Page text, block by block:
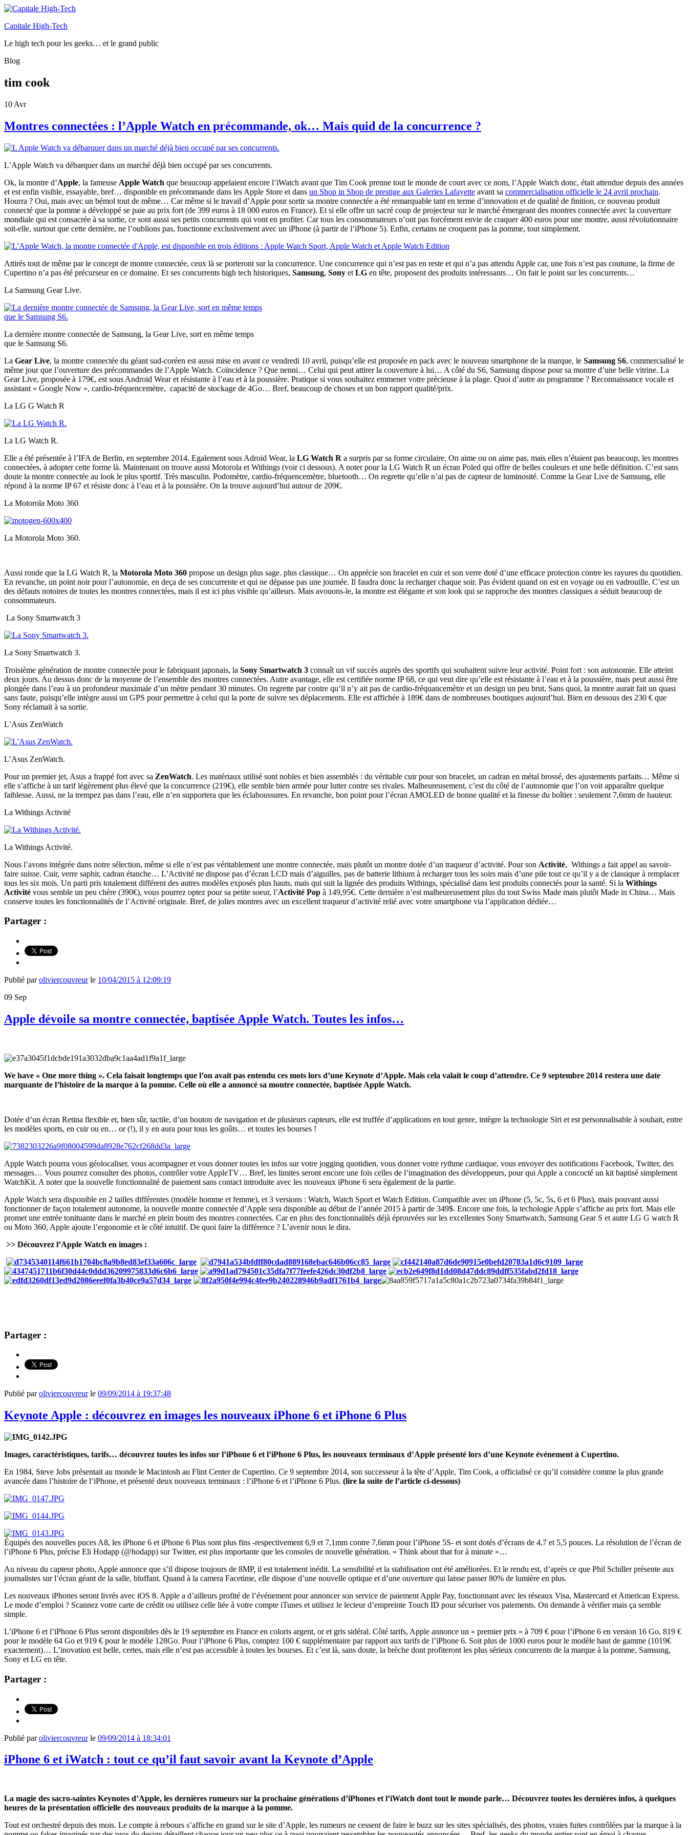
Capitale High-Tech
Le high tech pour les geeks… et le grand public
Blog
tim cook
10 Avr
Montres connectées : l’Apple Watch en précommande, ok… Mais quid de la concurrence ?
L’Apple Watch va débarquer dans un marché déjà bien occupé par ses concurrents.
Ok, la montre d’Apple, la fameuse Apple Watch que beaucoup appelaient encore l’iWatch avant que Tim Cook prenne tout le monde de court avec ce nom, l’Apple Watch donc, était attendue depuis des années
et est enfin visible, essayable, bref… disponible en précommande dans les Apple Store et dans un Shop in Shop de prestige aux Galeries Lafayette avant sa commercialisation officielle le 24 avril prochain.
Hourra ? Oui, mais avec un bémol tout de même… Car même si le travail d’Apple pour sortir sa montre connectée a été remarquable tant en terme d’innovation et de qualité de finition, ce nouveau produit
connecté que la pomme a développé se paie au prix fort (de 399 euros à 18 000 euros en France). Et si elle offre un sacré coup de projecteur sur le marché émergeant des montres connectée avec la couverture
mondiale qui est consacrée à sa sortie, ce sont aussi ses petits concurrents qui vont en profiter. Car tous les consommateurs n’ont pas forcément envie de craquer 400 euros pour une montre, aussi révolutionnaire
soit-elle, surtout que cette dernière, ne l’oublions pas, fonctionne exclusivement avec un iPhone (à partir de l’iPhone 5). Enfin, certains ne croquent pas la pomme, tout simplement.
Attirés tout de même par le concept de montre connectée, ceux là se porteront sur la concurrence. Une concurrence qui n’est pas en reste et qui n’a pas attendu Apple car, une fois n’est pas coutume, la firme de
Cupertino n’a pas été précurseur en ce domaine. Et ses concurrents high tech historiques, Samsung, Sony et LG en tête, proposent des produits intéressants… On fait le point sur les concurrents…
La Samsung Gear Live.
La dernière montre connectée de Samsung, la Gear Live, sort en même temps
que le Samsung S6.
La Gear Live, la montre connectée du géant sud-coréen est aussi mise en avant ce vendredi 10 avril, puisqu’elle est proposée en pack avec le nouveau smartphone de la marque, le Samsung S6, commercialisé le
même jour que l’ouverture des précommandes de l’Apple Watch. Coïncidence ? Que nenni… Celui qui peut attirer la couverture à lui… A côté du S6, Samsung dispose pour sa montre d’une belle vitrine. La
Gear Live, proposée à 179€, est sous Android Wear et résistante à l’eau et à la poussière. Pratique si vous souhaitez emmener votre précieuse à la plage. Quoi d’autre au programme ? Reconnaissance vocale et
assistant « Google Now », cardio-fréquencemètre, capacité de stockage de 4Go… Bref, beaucoup de choses et un bon rapport qualité/prix.
La LG G Watch R
La LG Watch R.
Elle a été présentée à l’IFA de Berlin, en septembre 2014. Egalement sous Adroid Wear, la LG Watch R a surpris par sa forme circulaire. On aime ou on aime pas, mais elles n’étaient pas beaucoup, les montres
connectées, à adopter cette forme là. Maintenant on trouve aussi Motorola et Withings (voir ci dessous). A noter pour la LG Watch R un écran Poled qui offre de belles couleurs et une belle définition. C’est sans
doute la montre connectée au look le plus sportif. Très masculin. Podomètre, cardio-fréquencemètre, bluetooth… On regrette qu’elle n’ai pas de capteur de luminosité. Comme la Gear Live de Samsung, elle
répond à la norme IP 67 et résiste donc à l’eau et à la poussière. On la trouve aujourd’hui autour de 209€.
La Motorola Moto 360
La Motorola Moto 360.
Aussi ronde que la LG Watch R, la Motorola Moto 360 propose un design plus sage. plus classique… On apprécie son bracelet en cuir et son verre doté d’une efficace protection contre les rayures du quotidien.
En revanche, un point noir pour l’autonomie, en deça de ses concurrente et qui ne dépasse pas une journée. Il faudra donc la recharger chaque soir. Pas évident quand on est en voyage ou en vadrouille. C’est un
des défauts notoires de toutes les montres connectées, mais il est ici plus visible qu’ailleurs. Mais avouons-le, la montre est élégante et son look qui se rapproche des montres classiques a séduit beaucoup de
consommateurs.
La Sony Smartwatch 3
La Sony Smartwatch 3.
Troisième génération de montre connectée pour le fabriquant japonais, la Sony Smartwatch 3 connaît un vif succès auprès des sportifs qui souhaitent suivre leur activité. Point fort : son autonomie. Elle atteint
deux jours. Au dessus donc de la moyenne de l’ensemble des montres connectées. Autre avantage, elle est certifiée norme IP 68, ce qui veut dire qu’elle est résistante à l’eau et à la poussière, mais peut aussi être
plongée dans l’eau à un profondeur maximale d’un mètre pendant 30 minutes. On regrette par contre qu’il n’y ait pas de cardio-fréquancemètre et un design un peu brut. Sans quoi, la montre aurait fait un quasi
sans faute, puisqu’elle intègre aussi un GPS pour permettre à celui qui la porte de suivre ses déplacements. Elle est affichée à 189€ dans de nombreuses boutiques aujourd’hui. Bien en dessous des 230 € que
Sony réclamait à sa sortie.
L’Asus ZenWatch
L’Asus ZenWatch.
Pour un premier jet, Asus a frappé fort avec sa ZenWatch. Les matériaux utilisé sont nobles et bien assemblés : du véritable cuir pour son bracelet, un cadran en métal brossé, des ajustements parfaits… Même si
elle s’affiche à un tarif légèrement plus élevé que la concurrence (219€), elle semble bien armée pour lutter contre ses rivales. Malheureusement, c’est du côté de l’autonomie que l’on voit apparaître quelque
faiblesse. Aussi, ne la trempez pas dans l’eau, elle n’en supportera que les éclaboussures. En revanche, bon point pour l’écran AMOLED de bonne qualité et la finesse du boîtier : seulement 7,6mm de hauteur.
La Withings Activité
La Withings Activité.
Nous l’avons intégrée dans notre sélection, même si elle n’est pas véritablement une montre connectée, mais plutôt un montre dotée d’un traqueur d’activité. Pour son Activité, Withings a fait appel au savoir-
faire suisse. Cuir, verre saphir, cadran étanche… L’Activité ne dispose pas d’écran LCD mais d’aiguilles, pas de batterie lithium à recharger tous les soirs mais d’une pile tout ce qu’il y a de classique à remplacer
tous les six mois. Un parti pris totalement différent des autres modèles exposés plus hauts, mais qui suit la lignée des produits Withings, spécialisé dans lest produits connectés pour la santé. Si la Withings
Activité vous semble un peu chère (390€), vous pourrez optez pour sa petite soeur, l’Activité Pop à 149,95€. Cette dernière n’est malheureusement plus du tout Swiss Made mais plutôt Made in China… Mais
conserve toutes les fonctionnalités de l’Activité originale. Bref, de jolies montres avec un excellent traqueur d’activité relié avec votre smartphone via l’application dédiée…
Partager :
Publié paroliviercouvreurle 10/04/2015 à 12:09:19
09 Sep
Apple dévoile sa montre connectée, baptisée Apple Watch. Toutes les infos…
We have « One more thing ». Cela faisait longtemps que l’on avait pas entendu ces mots lors d’une Keynote d’Apple. Mais cela valait le coup d’attendre. Ce 9 septembre 2014 restera une date
marquante de l’histoire de la marque à la pomme. Celle où elle a annoncé sa montre connectée, baptisée Apple Watch.
Dotée d’un écran Retina flexible et, bien sûr, tactile, d’un bouton de navigation et de plusieurs capteurs, elle est truffée d’applications en tout genre, intègre la technologie Siri et est personnalisable à souhait, entre
les modèles sports, en cuir ou en… or (!), il y en aura pour tous les goûts… et toutes les bourses !
Apple Watch pourra vous géolocaliser, vous acompagner et vous donner toutes les infos sur votre jogging quotidien, vous donner votre rythme cardiaque, vous envoyer des notifications Facebook, Twitter, des
messages… Vous pourrez consulter des photos, contrôler votre AppleTV… Bref, les limites seront encore une fois celles de l’imagination des développeurs, pour qui Apple a concocté un kit baptisé simplement
WatchKit. A noter que la nouvelle fonctionnalité de paiement sans contact introduite avec les nouveaux iPhone 6 sera également de la partie.
Apple Watch sera disponible en 2 tailles différentes (modèle homme et femme), et 3 versions : Watch, Watch Sport et Watch Edition. Compatible avec un iPhone (5, 5c, 5s, 6 et 6 Plus), mais pouvant aussi
fonctionner de façon totalement autonome, la nouvelle montre connectée d’Apple sera disponible au début de l’année 2015 à partir de 349$. Encore une fois, la techologie Apple s’affiche au prix fort. Mais elle
promet une entrée tonituante dans le marché en plein boum des montres connectées. Car en plus des fonctionnalités déjà éprouvées sur les excellentes Sony Smartwatch, Samsung Gear S et autre LG G watch R
ou Moto 360, Apple ajoute l’ergonomie et le côté intuitif. De quoi faire la différence ? L’avenir nous le dira.
>> Découvrez l’Apple Watch en images :
Partager :
Publié paroliviercouvreurle 09/09/2014 à 19:37:48
Keynote Apple : découvrez en images les nouveaux iPhone 6 et iPhone 6 Plus
Images, caractéristiques, tarifs… découvrez toutes les infos sur l’iPhone 6 et l’iPhone 6 Plus, les nouveaux terminaux d’Apple présenté lors d’une Keynote événement à Cupertino.
En 1984, Steve Jobs présentait au monde le Macintosh au Flint Center de Cupertino. Ce 9 septembre 2014, son successeur à la tête d’Apple, Tim Cook, a officialisé ce qu’il considère comme la plus grande
avancée dans l’histoire de l’iPhone, et présenté deux nouveaux terminaux : l’iPhone 6 et l’iPhone 6 Plus. (lire la suite de l’article ci-dessous)
Équipés des nouvelles puces A8, les iPhone 6 et iPhone 6 Plus sont plus fins -respectivement 6,9 et 7,1mm contre 7,6mm pour l’iPhone 5S- et sont dotés d’écrans de 4,7 et 5,5 pouces. La résolution de l’écran de
l’iPhone 6 Plus, précise Eli Hodapp (@hodapp) sur Twitter, est plus importante que les consoles de nouvelle génération. « Think about that for à minute »…
Au niveau du capteur photo, Apple annonce que s’il dispose toujours de 8MP, il est totalement inédit. La sensibilité et la stabilisation ont été améliorées. Et le rendu est, d’après ce que Phil Schiller présente aux
journalistes sur l’écran géant de la salle, bluffant. Quand à la camera Facetime, elle dispose d’une nouvelle optique et d’une ouverture qui laisse passer 80% de lumière en plus.
Les nouveaux iPhones seront livrés avec iOS 8. Apple a d’ailleurs profité de l’événement pour annoncer son service de paiement Apple Pay, fonctionnant avec les réseaux Visa, Mastercard et American Express.
Le mode d’emploi ? Scannez votre carte de crédit ou utilisez celle liée à votre compte iTunes et utilisez le lecteur d’empreinte Touch ID pour sécuriser vos paiements. On demande à vérifier mais ça semble
simple.
L’iPhone 6 et l’iPhone 6 Plus seront disponibles dès le 19 septembre en France en coloris argent, or et gris sidéral. Côté tarifs, Apple annonce un « premier prix » à 709 € pour l’iPhone 6 en version 16 Go, 819 €
pour le modèle 64 Go et 919 € pour le modèle 128Go. Pour l’iPhone 6 Plus, comptez 100 € supplémentaire par rapport aux tarifs de l’iPhone 6. Soit plus de 1000 euros pour le modèle haut de gamme (1019€
exactement)… L’inovation est belle, certes, mais elle n’est pas accessible à toutes les bourses. Et c’est là, sans doute, la brèche dont profiteront les plus sérieux concurrents de la marque à la pomme, Samsung,
Sony et LG en tête.
Partager :
Publié paroliviercouvreurle 09/09/2014 à 18:34:01
iPhone 6 et iWatch : tout ce qu’il faut savoir avant la Keynote d’Apple
La magie des sacro-saintes Keynotes d’Apple, les dernières rumeurs sur la prochaine générations d’iPhones et l’iWatch dont tout le monde parle… Découvrez toutes les dernières infos, à quelques
heures de la présentation officielle des nouveaux produits de la marque à la pomme.
Tout est orchestré depuis des mois. Le compte à rebours s’affiche en grand sur le site d’Apple, les rumeurs ne cessent de faire le buzz sur les sites spécialisés, des photos, vraies fuites contrôlées par la marque à la